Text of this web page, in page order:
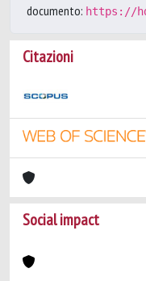
documento: https://
Citazioni
Social impact